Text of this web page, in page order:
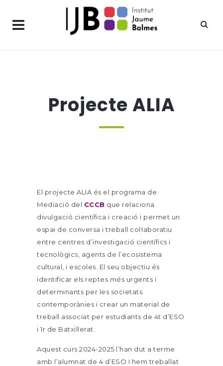
Projecte ALIA
El projecte ALIA és el programa de
Mediació del CCCB que relaciona
divulgació científica i creació i permet un
espai de conversa i treball col·laboratiu
entre centres d’investigació científics i
tecnològics, agents de l’ecosistema
cultural, i escoles. El seu objectiu és
identificar els reptes més urgents i
determinants per les societats
contemporànies i crear un material de
treball associat per estudiants de 4t d’ESO
i 1r de Batxillerat.
Aquest curs 2024-2025 l’han dut a terme
amb l’alumnat de 4 d’ESO I hem treballat